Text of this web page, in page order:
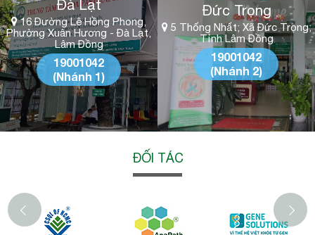
Đà Lạt
16 Đường Lê Hồng Phong,
Phường Xuân Hương - Đà Lạt,
Lâm Đồng
19001042
(Nhánh 1)
Đức Trọng
5 Thống Nhất; Xã Đức Trọng;
Tỉnh Lâm Đồng
19001042
(Nhánh 2)
ĐỐI TÁC
‹